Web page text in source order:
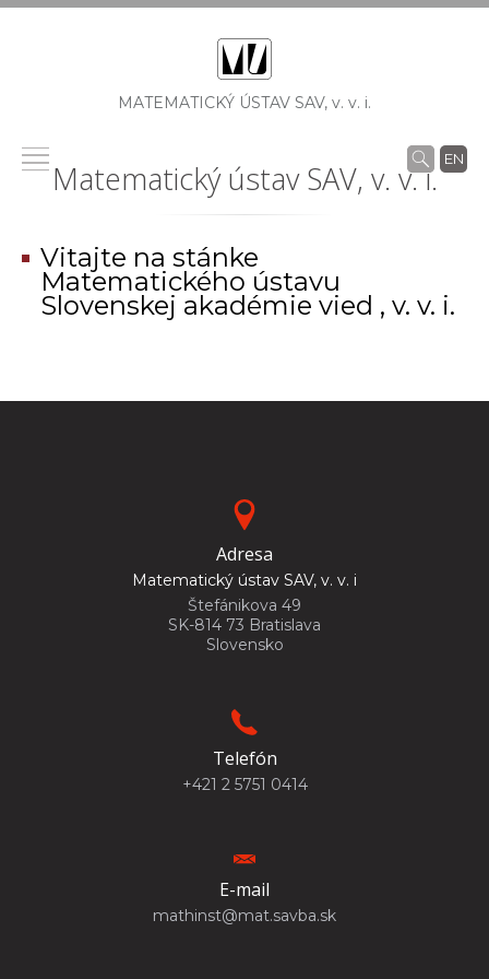
MATEMATICKÝ ÚSTAV SAV, v. v. i.
EN
Matematický ústav SAV, v. v. i.
Vitajte na stánke
Matematického ústavu
Slovenskej akadémie vied , v. v. i.
Adresa
Matematický ústav SAV, v. v. i
Štefánikova 49
SK-814 73 Bratislava
Slovensko
Telefón
+421 2 5751 0414
E-mail
mathinst@mat.savba.sk